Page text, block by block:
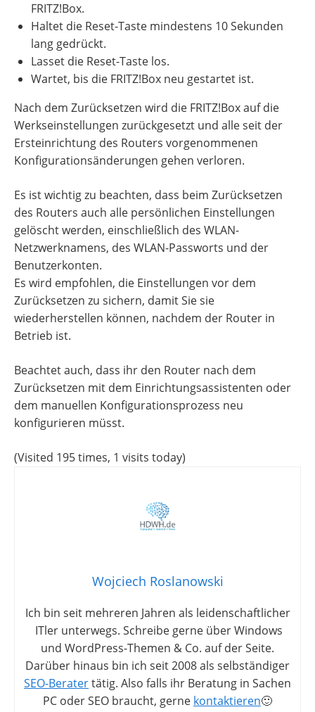
FRITZ!Box.
Haltet die Reset-Taste mindestens 10 Sekunden
lang gedrückt.
Lasset die Reset-Taste los.
Wartet, bis die FRITZ!Box neu gestartet ist.
Nach dem Zurücksetzen wird die FRITZ!Box auf die
Werkseinstellungen zurückgesetzt und alle seit der
Ersteinrichtung des Routers vorgenommenen
Konfigurationsänderungen gehen verloren.
Es ist wichtig zu beachten, dass beim Zurücksetzen
des Routers auch alle persönlichen Einstellungen
gelöscht werden, einschließlich des WLAN-
Netzwerknamens, des WLAN-Passworts und der
Benutzerkonten.
Es wird empfohlen, die Einstellungen vor dem
Zurücksetzen zu sichern, damit Sie sie
wiederherstellen können, nachdem der Router in
Betrieb ist.
Beachtet auch, dass ihr den Router nach dem
Zurücksetzen mit dem Einrichtungsassistenten oder
dem manuellen Konfigurationsprozess neu
konfigurieren müsst.
(Visited 195 times, 1 visits today)
Wojciech Roslanowski
Ich bin seit mehreren Jahren als leidenschaftlicher
ITler unterwegs. Schreibe gerne über Windows
und WordPress-Themen & Co. auf der Seite.
Darüber hinaus bin ich seit 2008 als selbständiger
SEO-Beratertätig. Also falls ihr Beratung in Sachen
PC oder SEO braucht, gerne kontaktieren🙂